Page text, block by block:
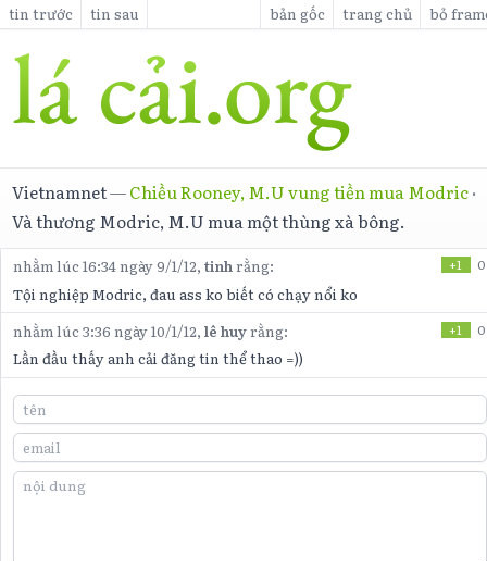
tin trước tin sau bản gốc trang chủ bỏ
Vietnamnet—Chiều Rooney, M.U vung tiền mua Modric·
Và thương Modric, M.U mua một thùng xà bông.
nhằm lúc 16:34 ngày 9/1/12,tinhrằng: +1 0
Tội nghiệp Modric, đau ass ko biết có chạy nổi ko
nhằm lúc 3:36 ngày 10/1/12,lê huyrằng: +1 0
Lần đầu thấy anh cải đăng tin thể thao =))